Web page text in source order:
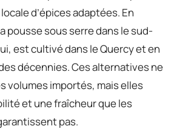
d’épices adaptées. En
pousse sous serre dans le sud-
est cultivé dans le Quercy et en
décennies. Ces alternatives ne
volumes importés, mais elles
et une fraîcheur que les
pas.